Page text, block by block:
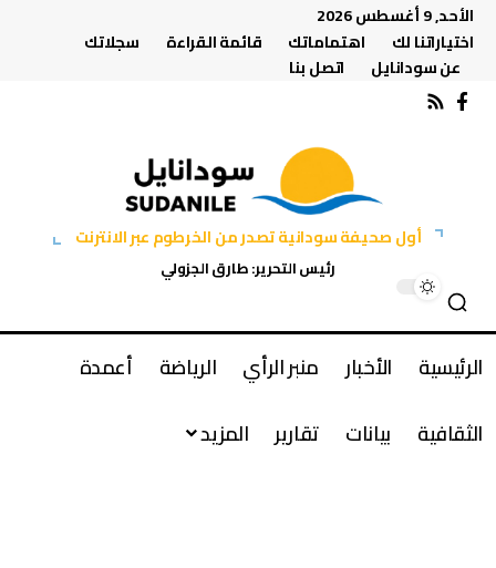
الأحد, 9 أغسطس 2026
اختياراتنا لك
اهتماماتك قائمة القراءة
سجلاتك
عن سودانايل
اتصل بنا
أول صحيفة سودانية تصدر من الخرطوم عبر الانترنت
رئيس التحرير: طارق الجزولي
الرئيسية الأخبار منبر الرأي الرياضة
أعمدة
الثقافية
بيانات تقارير المزيد